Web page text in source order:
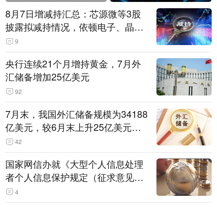
8月7日增减持汇总：芯源微等3股
披露拟减持情况，依顿电子、晶华
微拟增持（表）
9
央行连续21个月增持黄金，7月外
汇储备增加25亿美元
92
7月末，我国外汇储备规模为34188
亿美元，较6月末上升25亿美元，
升幅为0.07%
42
国家网信办就《大型个人信息处理
者个人信息保护规定（征求意见
稿）》公开征求意见
4